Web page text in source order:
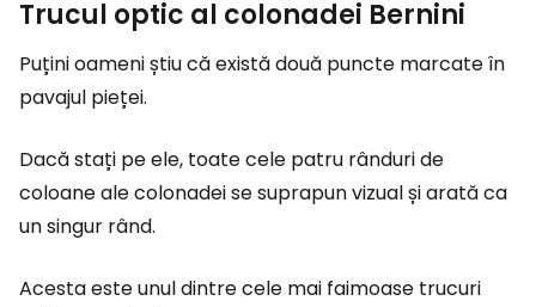
Trucul optic al colonadei Bernini
Puțini oameni știu că există două puncte marcate în
pavajul pieței.
Dacă stați pe ele, toate cele patru rânduri de
coloane ale colonadei se suprapun vizual și arată ca
un singur rând.
Acesta este unul dintre cele mai faimoase trucuri